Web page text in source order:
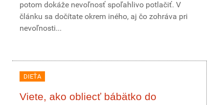
potom dokáže nevoľnosť spoľahlivo potlačiť. V
článku sa dočítate okrem iného, aj čo zohráva pri
nevoľnosti...
DIEŤA
Viete, ako obliecť bábätko do